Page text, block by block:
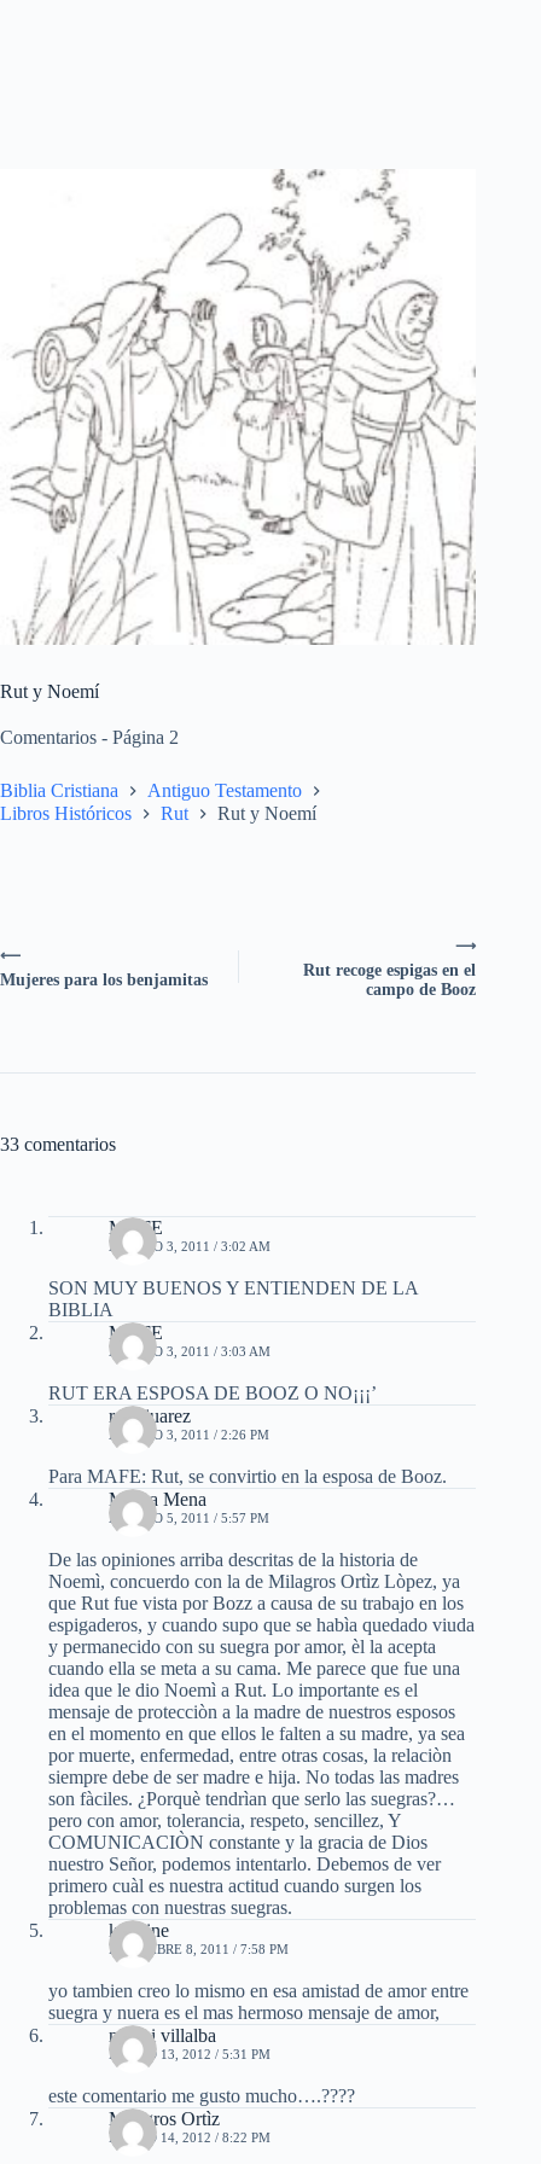
Rut y Noemí
Comentarios - Página 2
Biblia Cristiana
Antiguo Testamento
Libros Históricos
Rut Rut y Noemí
⟶
Rut recoge espigas en el
campo de Booz
⟵
Mujeres para los benjamitas
33 comentarios
MAFE
AGOSTO 3, 2011 / 3:02 AM
SON MUY BUENOS Y ENTIENDEN DE LA
BIBLIA
MAFE
AGOSTO 3, 2011 / 3:03 AM
RUT ERA ESPOSA DE BOOZ O NO¡¡¡’
rosa juarez
AGOSTO 3, 2011 / 2:26 PM
Para MAFE: Rut, se convirtio en la esposa de Booz.
Mayra Mena
AGOSTO 5, 2011 / 5:57 PM
De las opiniones arriba descritas de la historia de
Noemì, concuerdo con la de Milagros Ortìz Lòpez, ya
que Rut fue vista por Bozz a causa de su trabajo en los
espigaderos, y cuando supo que se habìa quedado viuda
y permanecido con su suegra por amor, èl la acepta
cuando ella se meta a su cama. Me parece que fue una
idea que le dio Noemì a Rut. Lo importante es el
mensaje de protecciòn a la madre de nuestros esposos
en el momento en que ellos le falten a su madre, ya sea
por muerte, enfermedad, entre otras cosas, la relaciòn
siempre debe de ser madre e hija. No todas las madres
son fàciles. ¿Porquè tendrìan que serlo las suegras?…
pero con amor, tolerancia, respeto, sencillez, Y
COMUNICACIÒN constante y la gracia de Dios
nuestro Señor, podemos intentarlo. Debemos de ver
primero cuàl es nuestra actitud cuando surgen los
problemas con nuestras suegras.
katerine
DICIEMBRE 8, 2011 / 7:58 PM
yo tambien creo lo mismo en esa amistad de amor entre
suegra y nuera es el mas hermoso mensaje de amor,
noemi villalba
MARZO 13, 2012 / 5:31 PM
este comentario me gusto mucho….????
Milagros Ortìz
MARZO 14, 2012 / 8:22 PM